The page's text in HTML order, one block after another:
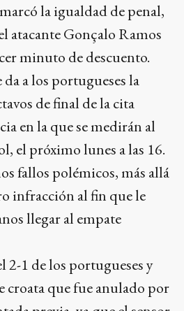
la igualdad de penal,
atacante Gonçalo Ramos
minuto de descuento.
a los portugueses la
de final de la cita
en la que se medirán al
el próximo lunes a las 16.
fallos polémicos, más allá
infracción al fin que le
llegar al empate
2-1 de los portugueses y
croata que fue anulado por